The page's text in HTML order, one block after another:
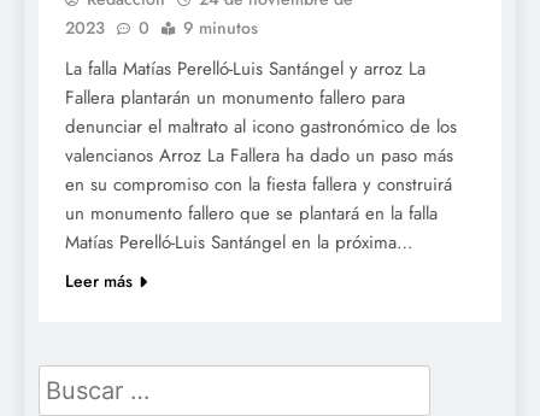
2023
0 9 minutos
La falla Matías Perelló-Luis Santángel y arroz La
Fallera plantarán un monumento fallero para
denunciar el maltrato al icono gastronómico de los
valencianos Arroz La Fallera ha dado un paso más
en su compromiso con la fiesta fallera y construirá
un monumento fallero que se plantará en la falla
Matías Perelló-Luis Santángel en la próxima…
Leer más
Buscar: